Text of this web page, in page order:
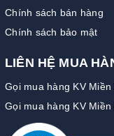
Chính sách bán hàng
Chính sách bảo mật
LIÊN HỆ MUA
Gọi mua hàng KV
Gọi mua hàng KV